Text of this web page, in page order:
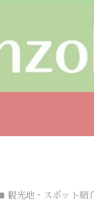
観光地・スポット紹